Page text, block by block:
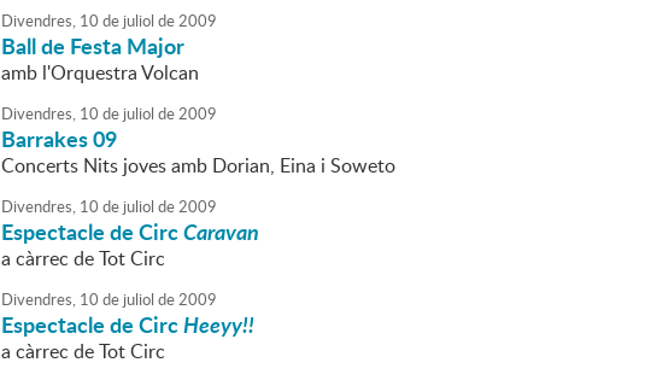
Divendres, 10 de juliol de2009
Ball de Festa Major
amb l'Orquestra Volcan
Divendres, 10 de juliol de2009
Barrakes 09
Concerts Nits joves amb Dorian, Eina i Soweto
Divendres, 10 de juliol de2009
Espectacle de CircCaravan
a càrrec de Tot Circ
Divendres, 10 de juliol de2009
Espectacle de CircHeeyy!!
a càrrec de Tot Circ